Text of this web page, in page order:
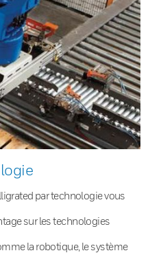
par technologie vous
sur les technologies
la robotique, le système